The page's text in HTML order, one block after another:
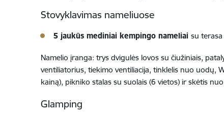
Stovyklavimas nameliuose
5 jaukūs mediniai kempingo nameliai su
Namelio įranga: trys dvigulės lovos su čiužiniais,
ventiliatorius, tiekimo ventiliacija, tinklelis nuo uodų,
kainą), pikniko stalas su suolais (6 vietos) ir skėtis
Glamping